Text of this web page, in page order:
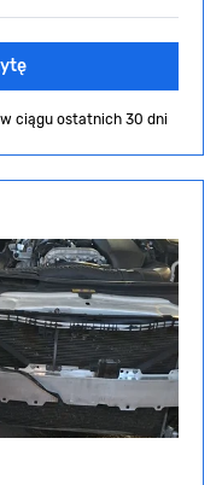
w ciągu ostatnich 30 dni